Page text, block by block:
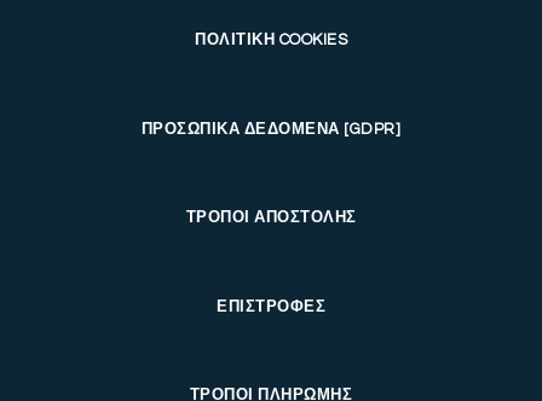
ΠΟΛΙΤΙΚΗ COOKIES
ΠΡΟΣΩΠΙΚΑ ΔΕΔΟΜΕΝΑ [GDPR]
ΤΡΟΠΟΙ ΑΠΟΣΤΟΛΗΣ
ΕΠΙΣΤΡΟΦΕΣ
ΤΡΟΠΟΙ ΠΛΗΡΩΜΗΣ